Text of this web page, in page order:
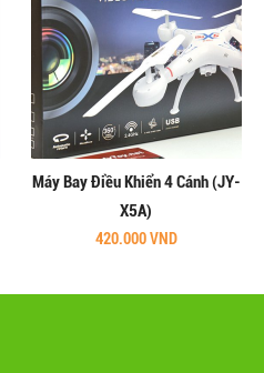
Máy Bay Điều Khiển 4 Cánh (JY-
X5A)
420.000 VND